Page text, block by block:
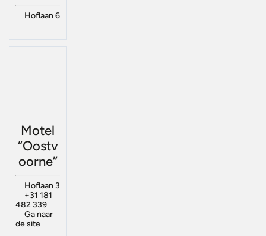
Hoflaan 6
Motel
“Oostv
oorne”
Hoflaan 3
+31 181
482 339
Ga naar
de site